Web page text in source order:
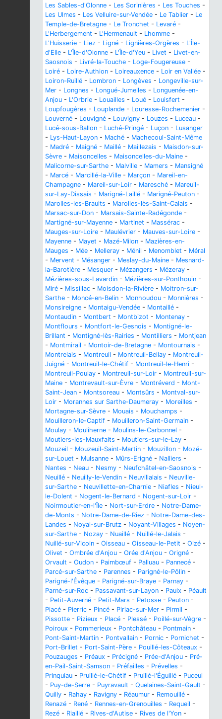
Les Sables-d'Olonne - Les Sorinières - Les Touches -
Les Ulmes - Les Velluire-sur-Vendée - Le Tablier - Le
Temple-de-Bretagne - Le Tronchet - Levaré -
L'Herbergement - L'Hermenault - Lhomme -
L'Huisserie - Liez - Ligné - Lignières-Orgères - L'Île-
d'Elle - L'Île-d'Olonne - L'Île-d'Yeu - Livet - Livet-en-
Saosnois - Livré-la-Touche - Loge-Fougereuse -
Loiré - Loire-Authion - Loireauxence - Loir en Vallée -
Loiron-Ruillé - Lombron - Longèves - Longeville-sur-
Mer - Longnes - Longué-Jumelles - Longuenée-en-
Anjou - L'Orbrie - Louailles - Loué - Louisfert -
Loupfougères - Louplande - Louresse-Rochemenier -
Louverné - Louvigné - Louvigny - Louzes - Luceau -
Lucé-sous-Ballon - Luché-Pringé - Luçon - Lusanger
- Lys-Haut-Layon - Maché - Machecoul-Saint-Même
- Madré - Maigné - Maillé - Maillezais - Maisdon-sur-
Sèvre - Maisoncelles - Maisoncelles-du-Maine -
Malicorne-sur-Sarthe - Malville - Mamers - Mansigné
- Marcé - Marcillé-la-Ville - Marçon - Mareil-en-
Champagne - Mareil-sur-Loir - Maresché - Mareuil-
sur-Lay-Dissais - Marigné-Laillé - Marigné-Peuton -
Marolles-les-Braults - Marolles-lès-Saint-Calais -
Marsac-sur-Don - Marsais-Sainte-Radégonde -
Martigné-sur-Mayenne - Martinet - Massérac -
Mauges-sur-Loire - Maulévrier - Mauves-sur-Loire -
Mayenne - Mayet - Mazé-Milon - Mazières-en-
Mauges - Mée - Melleray - Ménil - Menomblet - Méral
- Mervent - Mésanger - Meslay-du-Maine - Mesnard-
la-Barotière - Mesquer - Mézangers - Mézeray -
Mézières-sous-Lavardin - Mézières-sur-Ponthouin -
Miré - Missillac - Moisdon-la-Rivière - Moitron-sur-
Sarthe - Moncé-en-Belin - Monhoudou - Monnières -
Monsireigne - Montaigu-Vendée - Montaillé -
Montaudin - Montbert - Montbizot - Montenay -
Montflours - Montfort-le-Gesnois - Montigné-le-
Brillant - Montigné-lès-Rairies - Montilliers - Montjean
- Montmirail - Montoir-de-Bretagne - Montournais -
Montrelais - Montreuil - Montreuil-Bellay - Montreuil-
Juigné - Montreuil-le-Chétif - Montreuil-le-Henri -
Montreuil-Poulay - Montreuil-sur-Loir - Montreuil-sur-
Maine - Montrevault-sur-Èvre - Montréverd - Mont-
Saint-Jean - Montsoreau - Montsûrs - Montval-sur-
Loir - Morannes sur Sarthe-Daumeray - Moreilles -
Mortagne-sur-Sèvre - Mouais - Mouchamps -
Mouilleron-le-Captif - Mouilleron-Saint-Germain -
Moulay - Mouliherne - Moulins-le-Carbonnel -
Moutiers-les-Mauxfaits - Moutiers-sur-le-Lay -
Mouzeil - Mouzeuil-Saint-Martin - Mouzillon - Mozé-
sur-Louet - Mulsanne - Mûrs-Erigné - Nalliers -
Nantes - Neau - Nesmy - Neufchâtel-en-Saosnois -
Neuillé - Neuilly-le-Vendin - Neuvillalais - Neuville-
sur-Sarthe - Neuvillette-en-Charnie - Niafles - Nieul-
le-Dolent - Nogent-le-Bernard - Nogent-sur-Loir -
Noirmoutier-en-l'Île - Nort-sur-Erdre - Notre-Dame-
de-Monts - Notre-Dame-de-Riez - Notre-Dame-des-
Landes - Noyal-sur-Brutz - Noyant-Villages - Noyen-
sur-Sarthe - Nozay - Nuaillé - Nuillé-le-Jalais -
Nuillé-sur-Vicoin - Oisseau - Oisseau-le-Petit - Oizé -
Olivet - Ombrée d'Anjou - Orée d'Anjou - Origné -
Orvault - Oudon - Paimbœuf - Palluau - Pannecé -
Parcé-sur-Sarthe - Parennes - Parigné-le-Pôlin -
Parigné-l'Évêque - Parigné-sur-Braye - Parnay -
Parné-sur-Roc - Passavant-sur-Layon - Paulx - Péault
- Petit-Auverné - Petit-Mars - Petosse - Peuton -
Piacé - Pierric - Pincé - Piriac-sur-Mer - Pirmil -
Pissotte - Pizieux - Placé - Plessé - Poillé-sur-Vègre -
Poiroux - Pommerieux - Pontchâteau - Pontmain -
Pont-Saint-Martin - Pontvallain - Pornic - Pornichet -
Port-Brillet - Port-Saint-Père - Pouillé-les-Côteaux -
Pouzauges - Préaux - Précigné - Prée-d'Anjou - Pré-
en-Pail-Saint-Samson - Préfailles - Prévelles -
Prinquiau - Pruillé-le-Chétif - Pruillé-l'Éguillé - Puceul
- Puy-de-Serre - Puyravault - Quelaines-Saint-Gault -
Quilly - Rahay - Ravigny - Réaumur - Remouillé -
Renazé - René - Rennes-en-Grenouilles - Requeil -
Rezé - Riaillé - Rives-d'Autise - Rives de l'Yon -